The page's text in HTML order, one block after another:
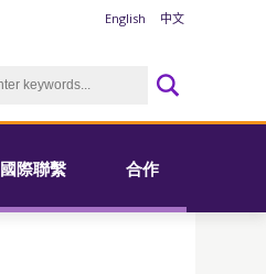
English 中文
國際聯繫 合作